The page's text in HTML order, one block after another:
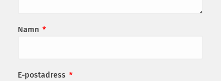
Namn *
E-postadress *